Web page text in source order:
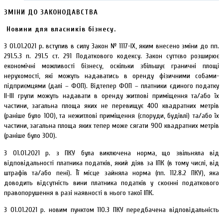
ЗМІНИ ДО ЗАКОНОДАВСТВА
Новини для власників бізнесу.
З 01.01.2021 р. вступив в силу Закон № 1117-ІХ, яким внесено зміни до пп.
291.5.3 п. 291.5 ст. 291 Податкового кодексу. Закон суттєво розширює
економічні можливості бізнесу, оскільки збільшує граничні площі
нерухомості, які можуть надаватись в оренду фізичними собами-
підприємцями (далі – ФОП). Відтепер ФОП – платники єдиного податку
ІІ-ІІІ групи можуть надавати в оренду житлові приміщення та/або їх
частини, загальна площа яких не перевищує 400 квадратних метрів
(раніше було 100), та нежитлові приміщення (споруди, будівлі) та/або їх
частини, загальна площа яких тепер може сягати 900 квадратних метрів
(раніше було 300).
З 01.01.2021 р. з ПКУ була виключена норма, що звільняла від
відповідальності платника податків, який діяв за ІПК (в тому числі, від
штрафів та/або пені). Її місце зайняла норма (пп. 112.8.2 ПКУ), яка
доводить відсутність вини платника податків у скоєнні податкового
правопорушення в разі наявності в нього такої ІПК.
З 01.01.2021 р. новим пунктом 110.3 ПКУ передбачена відповідальність